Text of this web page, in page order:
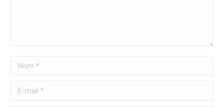
Nom *
E-mail *